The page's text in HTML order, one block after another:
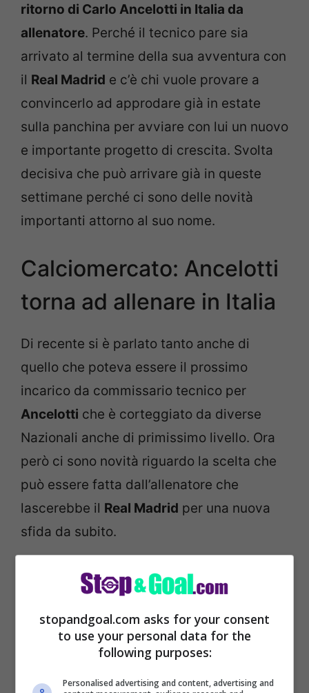
ritorno di Carlo Ancelotti in Italia da
allenatore. Perché il tecnico pare sia
arrivato al termine della sua avventura con
il Real Madrid e c’è chi vuole provare a
convincerlo ad approdare già in estate
sulla panchina per avviare con lui un nuovo
e importante progetto di crescita. Svolta
decisiva che può arrivare già in queste
settimane perché ci sono delle novità
importanti attorno al suo nome.
Calciomercato: Ancelotti
torna ad allenare in Italia
Di recente si è parlato tanto anche di
quello che poteva essere il prossimo
incarico da commissario tecnico per
Ancelotti che è corteggiato da diverse
Nazionali anche di primissimo livello. Ora
però ci sono novità riguardo la scelta che
può essere fatta dall’allenatore che
lascerebbe il Real Madrid per una nuova
sfida da subito.
stopandgoal.com asks for your consent
to use your personal data for the
following purposes:
Personalised advertising and content, advertising and